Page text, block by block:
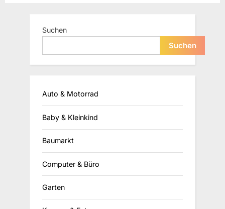
Suchen
Suchen
Auto & Motorrad
Baby & Kleinkind
Baumarkt
Computer & Büro
Garten